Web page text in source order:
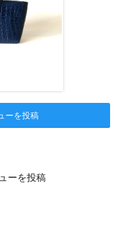
ーを投稿
ーを投稿